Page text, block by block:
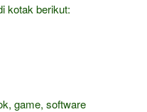
kotak berikut:
game, software